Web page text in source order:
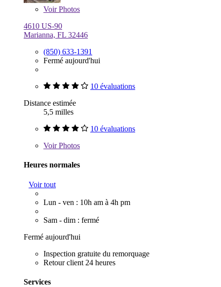
VoirPhotos
4610 US-90
Marianna, FL 32446
(850) 633-1391
Fermé aujourd'hui
10 évaluations
Distance estimée
5,5 milles
10 évaluations
VoirPhotos
Heures normales
Voir tout
Lun - ven : 10h am à 4h pm
Sam - dim : fermé
Fermé aujourd'hui
Inspection gratuite du remorquage
Retour client 24 heures
Services